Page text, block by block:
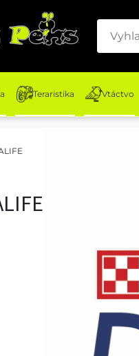
Teraristika Vtáctvo